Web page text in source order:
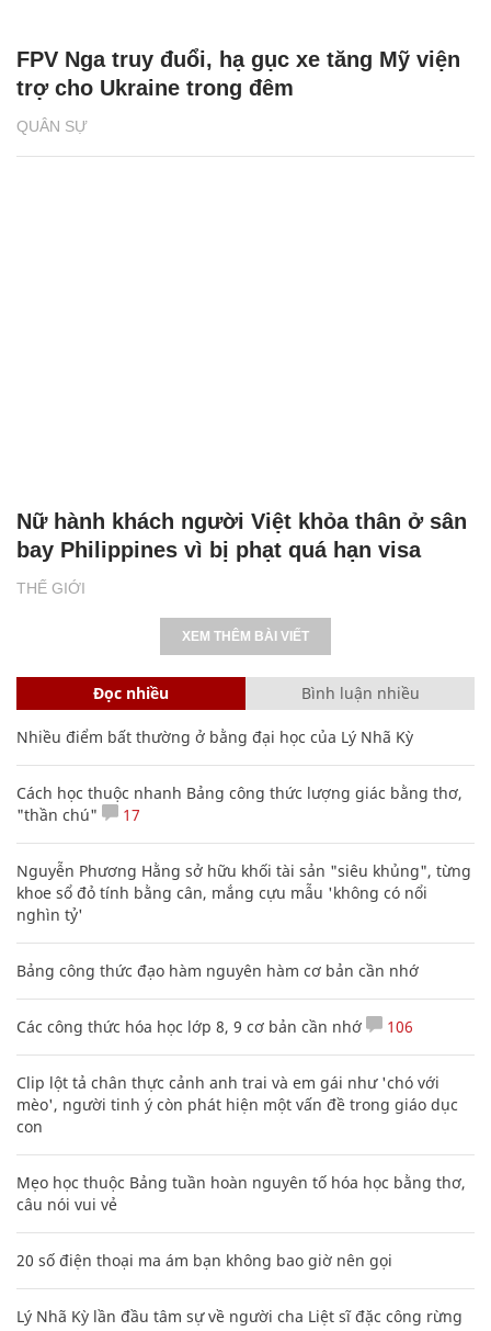
QUÂN SỰ
FPV Nga truy đuổi, hạ gục xe tăng Mỹ viện
trợ cho Ukraine trong đêm
THẾ GIỚI
Nữ hành khách người Việt khỏa thân ở sân
bay Philippines vì bị phạt quá hạn visa
XEM THÊM BÀI VIẾT
Đọc nhiều Bình luận nhiều
Nhiều điểm bất thường ở bằng đại học của Lý Nhã Kỳ
Cách học thuộc nhanh Bảng công thức lượng giác bằng thơ,
"thần chú"
17
Nguyễn Phương Hằng sở hữu khối tài sản "siêu khủng", từng
khoe sổ đỏ tính bằng cân, mắng cựu mẫu 'không có nổi
nghìn tỷ'
Bảng công thức đạo hàm nguyên hàm cơ bản cần nhớ
Các công thức hóa học lớp 8, 9 cơ bản cần nhớ 106
Clip lột tả chân thực cảnh anh trai và em gái như 'chó với
mèo', người tinh ý còn phát hiện một vấn đề trong giáo dục
con
Mẹo học thuộc Bảng tuần hoàn nguyên tố hóa học bằng thơ,
câu nói vui vẻ
20 số điện thoại ma ám bạn không bao giờ nên gọi
Lý Nhã Kỳ lần đầu tâm sự về người cha Liệt sĩ đặc công rừng